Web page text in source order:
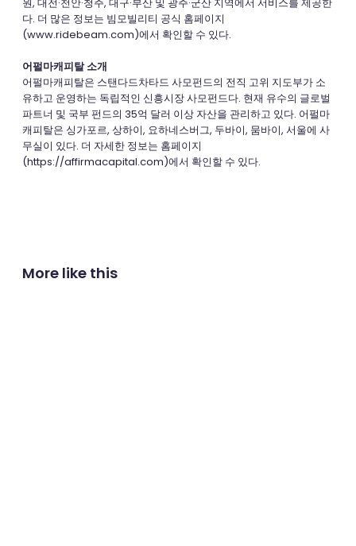
원, 대전·천안·청주, 대구·부산 및 광주·군산 지역에서 서비스를 제공한
다. 더 많은 정보는 빔모빌리티 공식 홈페이지
(www.ridebeam.com)에서 확인할 수 있다.
어펄마캐피탈 소개
어펄마캐피탈은 스탠다드차타드 사모펀드의 전직 고위 지도부가 소
유하고 운영하는 독립적인 신흥시장 사모펀드다. 현재 유수의 글로벌
파트너 및 국부 펀드의 35억 달러 이상 자산을 관리하고 있다. 어펄마
캐피탈은 싱가포르, 상하이, 요하네스버그, 두바이, 뭄바이, 서울에 사
무실이 있다. 더 자세한 정보는 홈페이지
(https://affirmacapital.com)에서 확인할 수 있다.
More like this